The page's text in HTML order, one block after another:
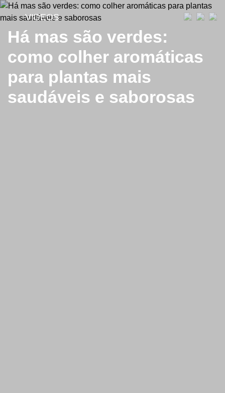
VIDEOS
Há mas são verdes:
como colher aromáticas
para plantas mais
saudáveis e saborosas